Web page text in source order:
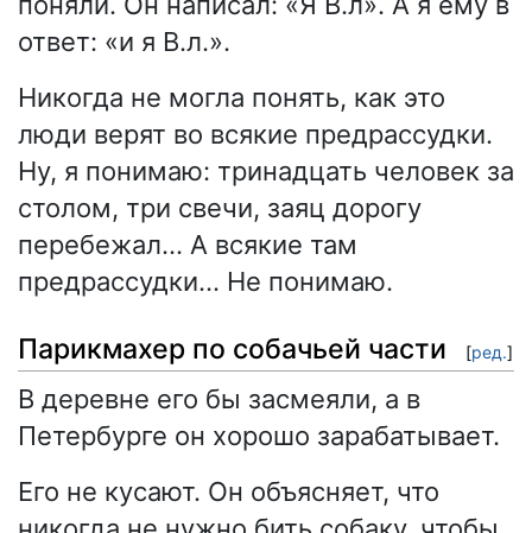
ответ: «и я В.л.».
Никогда не могла понять, как это
люди верят во всякие предрассудки.
Ну, я понимаю: тринадцать человек за
столом, три свечи, заяц дорогу
перебежал… А всякие там
предрассудки… Не понимаю.
Парикмахер по собачьей части [ред.]
В деревне его бы засмеяли, а в
Петербурге он хорошо зарабатывает.
Его не кусают. Он объясняет, что